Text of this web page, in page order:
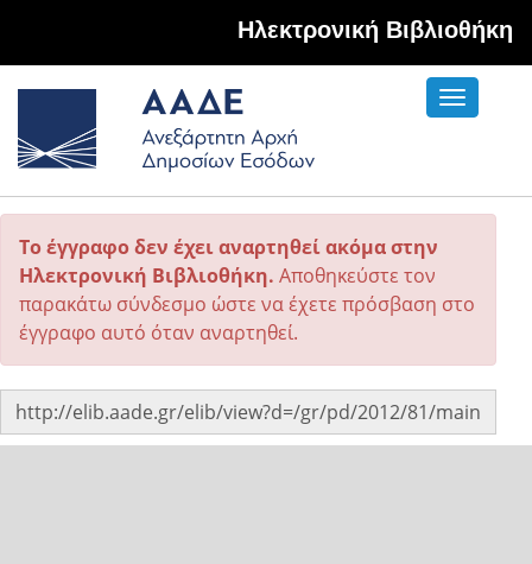
Hλεκτρονική Βιβλιοθήκη
Toggle
Το έγγραφο δεν έχει αναρτηθεί ακόμα στην
Ηλεκτρονική Βιβλιοθήκη. Αποθηκεύστε τον
παρακάτω σύνδεσμο ώστε να έχετε πρόσβαση στο
έγγραφο αυτό όταν αναρτηθεί.